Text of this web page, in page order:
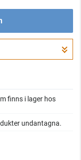
finns i lager hos
undantagna.